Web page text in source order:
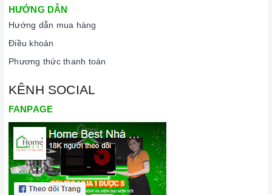
HƯỚNG DẪN
Hướng dẫn mua hàng
Điều khoản
Phương thức thanh toán
KÊNH SOCIAL
FANPAGE